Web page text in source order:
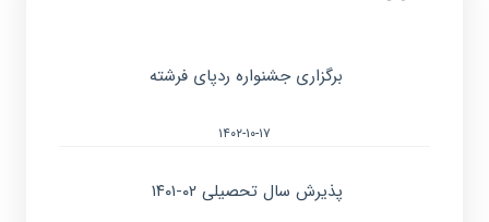
برگزاری جشنواره ردپای فرشته
۱۴۰۲-۱۰-۱۷
پذیرش سال تحصیلی ۰۲-۱۴۰۱